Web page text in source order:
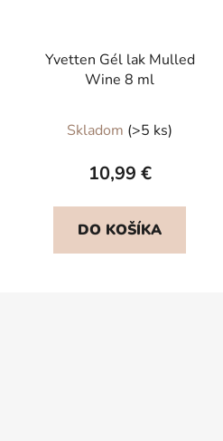
Yvetten Gél lak Mulled
Wine 8 ml
Skladom (>5 ks)
10,99 €
DO KOŠÍKA